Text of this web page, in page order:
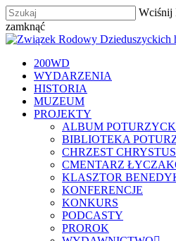
Skip
to
main
Wciśnij
zamknąć
Zamknij
szukaj
Menu
200WD
WYDARZENIA
HISTORIA
MUZEUM
PROJEKTY
ALBUM
BIBLIOTEKA
CHRZEST
CMENTARZ
KLASZTOR
KONFERENCJE
KONKURS
PODCASTY
PROROK